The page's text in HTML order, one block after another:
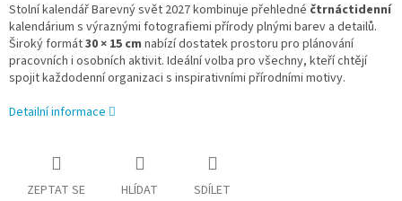
Stolní kalendář Barevný svět 2027 kombinuje přehledné čtrnáctidenní
kalendárium s výraznými fotografiemi přírody plnými barev a detailů.
Široký formát30 × 15 cm nabízí dostatek prostoru pro plánování
pracovních i osobních aktivit. Ideální volba pro všechny, kteří chtějí
spojit každodenní organizaci s inspirativními přírodními motivy.
Detailní informace
ZEPTAT SE HLÍDAT SDÍLET